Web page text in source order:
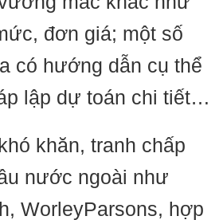
đơn giá; một số
có hướng dẫn cụ thể
lập dự toán chi tiết…
khăn, tranh chấp
nước ngoài như
WorleyParsons, hợp